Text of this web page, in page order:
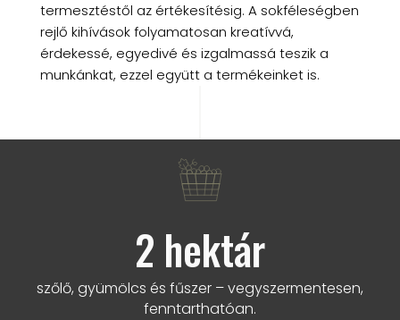
termesztéstől az értékesítésig. A sokféleségben
rejlő kihívások folyamatosan kreatívvá,
érdekessé, egyedivé és izgalmassá teszik a
munkánkat, ezzel együtt a termékeinket is.
2 hektár
szőlő, gyümölcs és fűszer – vegyszermentesen,
fenntarthatóan.